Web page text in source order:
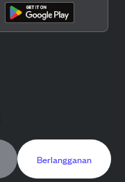
Berlangganan